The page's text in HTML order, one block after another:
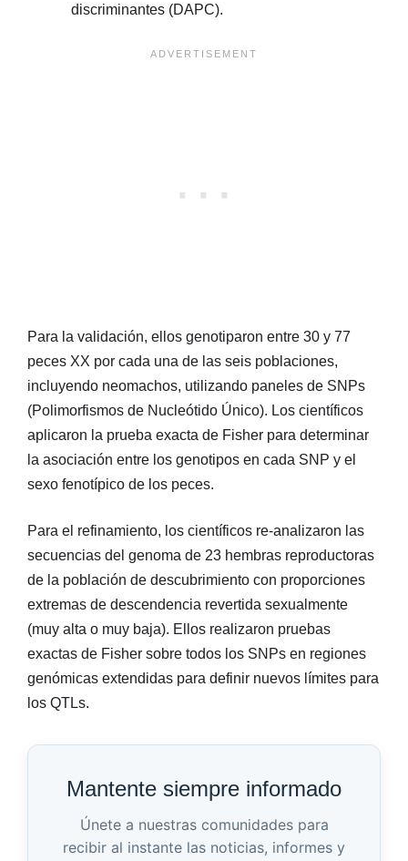
discriminantes (DAPC).
Para la validación, ellos genotiparon entre 30 y 77
peces XX por cada una de las seis poblaciones,
incluyendo neomachos, utilizando paneles de SNPs
(Polimorfismos de Nucleótido Único). Los científicos
aplicaron la prueba exacta de Fisher para determinar
la asociación entre los genotipos en cada SNP y el
sexo fenotípico de los peces.
Para el refinamiento, los científicos re-analizaron las
secuencias del genoma de 23 hembras reproductoras
de la población de descubrimiento con proporciones
extremas de descendencia revertida sexualmente
(muy alta o muy baja). Ellos realizaron pruebas
exactas de Fisher sobre todos los SNPs en regiones
genómicas extendidas para definir nuevos límites para
los QTLs.
Mantente siempre informado
Únete a nuestras comunidades para
recibir al instante las noticias, informes y